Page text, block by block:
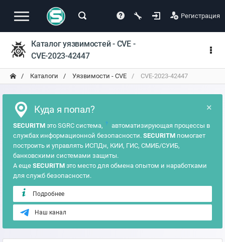
Регистрация
Каталог уязвимостей - CVE -
CVE-2023-42447
Каталоги Уязвимости - CVE CVE-2023-42447
×
Куда я попал?
SECURITM это SGRC система, ?
автоматизирующая процессы в
службах информационной безопасности. SECURITM помогает
построить и управлять ИСПДн, КИИ, ГИС, СМИБ/СУИБ,
банковскими системами защиты.
А еще SECURITM это место для обмена опытом и наработками
для служб безопасности.
Подробнее
Наш канал